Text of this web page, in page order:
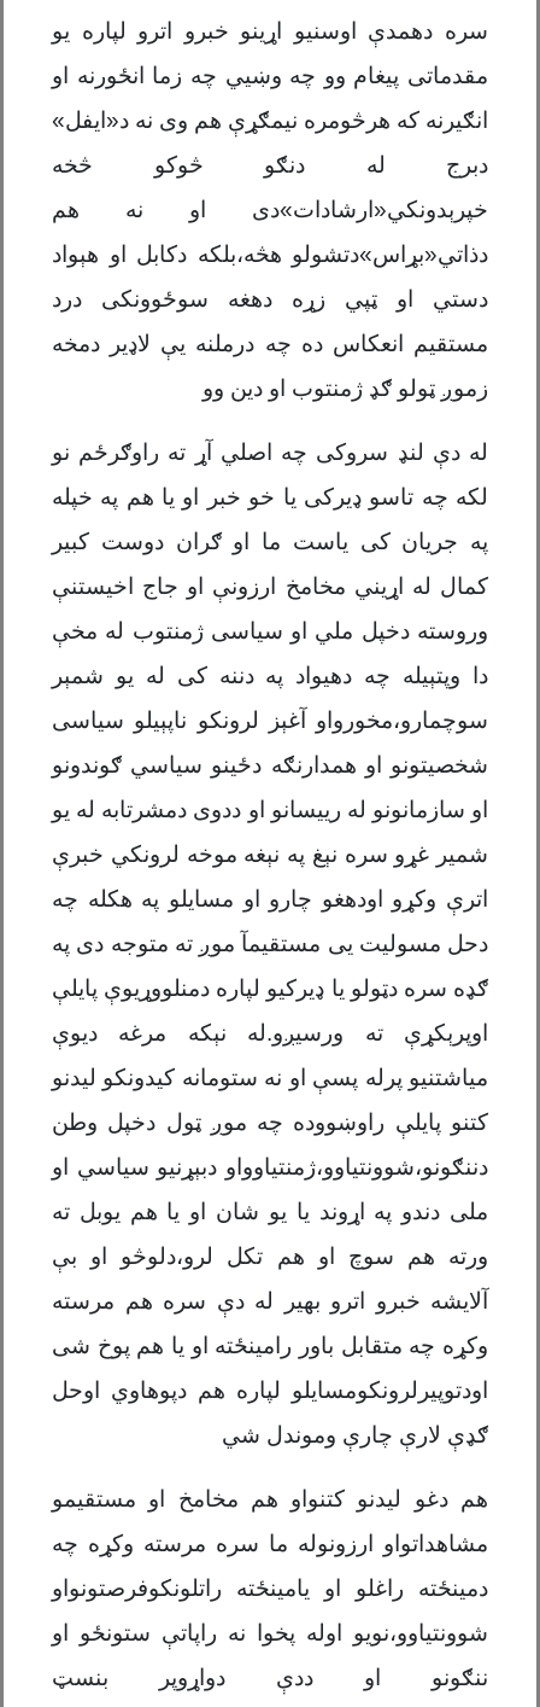
سره دهمدې اوسنیو اړینو خبرو اترو لپاره یو
مقدماتی پیغام وو چه وښیي چه زما انځورنه او
انګیرنه که هرڅومره نیمګړې هم وی نه د«ایفل»
دبرج له دنګو څوکو څخه
خپرېدونکي«ارشادات»دی او نه هم
دذاتي«بړاس»دتشولو هڅه،بلکه دکابل او هېواد
دستي او ټپي زړه دهغه سوځوونکی درد
مستقیم انعکاس ده چه درملنه یې لاډیر دمخه
زموږ ټولو ګډ ژمنتوب او دین وو
له دې لنډ سروکی چه اصلي آړ ته راوګرځم نو
لکه چه تاسو ډیرکی یا خو خبر او یا هم په خپله
په جریان کی یاست ما او ګران دوست کبیر
کمال له اړیني مخامخ ارزونې او جاج اخیستنې
وروسته دخپل ملي او سیاسی ژمنتوب له مخې
دا وپتېیله چه دهیواد په دننه کی له یو شمېر
سوچمارو،مخورواو آغېز لرونکو ناپېیلو سیاسی
شخصیتونو او همدارنګه دځینو سیاسي ګوندونو
او سازمانونو له رییسانو او ددوی دمشرتابه له یو
شمیر غړو سره نېغ په نېغه موخه لرونکي خبرې
اترې وکړو اودهغو چارو او مسایلو په هکله چه
دحل مسولیت یی مستقیمآ موږ ته متوجه دی په
ګډه سره دټولو یا ډیرکیو لپاره دمنلووړیوې پایلې
اوپرېکړې ته ورسیږو.له نېکه مرغه دیوې
میاشتنیو پرله پسې او نه ستومانه کیدونکو لیدنو
کتنو پایلې راوښووده چه موږ ټول دخپل وطن
دننګونو،شوونتیاوو،ژمنتیاوواو دبېړنیو سیاسي او
ملی دندو په اړوند یا یو شان او یا هم یوبل ته
ورته هم سوچ او هم تکل لرو،دلوڅو او بې
آلایشه خبرو اترو بهیر له دې سره هم مرسته
وکړه چه متقابل باور رامینځته او یا هم پوخ شی
اودتوپیرلرونکومسایلو لپاره هم دپوهاوي اوحل
ګډې لارې چارې وموندل شي
هم دغو لیدنو کتنواو هم مخامخ او مستقیمو
مشاهداتواو ارزونوله ما سره مرسته وکړه چه
دمینځته راغلو او یامینځته راتلونکوفرصتونواو
شوونتیاوو،نویو اوله پخوا نه راپاتې ستونځو او
ننګونو او ددې دواړوپر بنسټ